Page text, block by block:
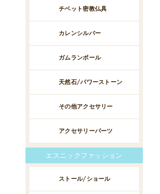
チベット密教仏具
カレンシルバー
ガムランボール
天然石/パワーストーン
その他アクセサリー
アクセサリーパーツ
エスニックファッション
ストール/ショール